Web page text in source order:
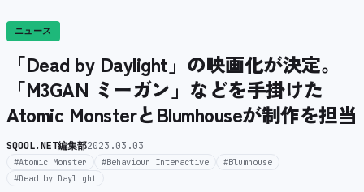
ニュース
「Dead by Daylight」の映画化が決定。
「M3GAN ミーガン」などを手掛けた
Atomic MonsterとBlumhouseが制作を担当
SQOOL.NET編集部2023.03.03
#Atomic Monster #Behaviour Interactive
#Blumhouse
#Dead by Daylight